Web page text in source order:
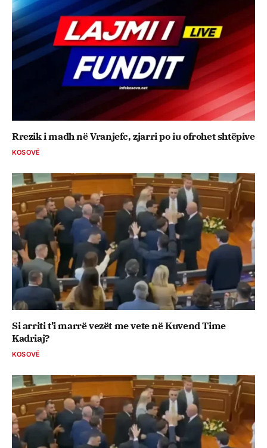
Rrezik i madh në Vranjefc, zjarri po iu ofrohet shtëpive
KOSOVË
Si arriti t’i marrë vezët me vete në Kuvend Time
Kadriaj?
KOSOVË